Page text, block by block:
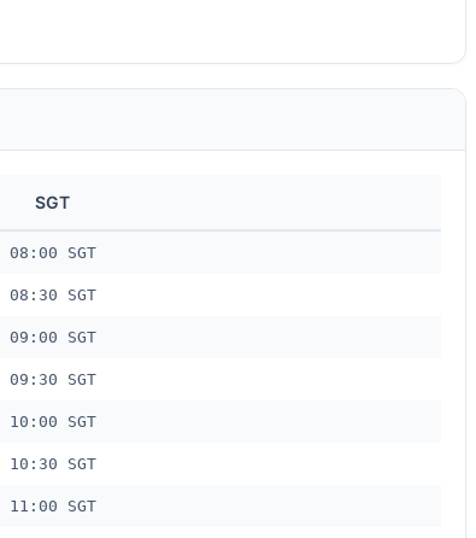
SGT
08:00 SGT
08:30 SGT
09:00 SGT
09:30 SGT
10:00 SGT
10:30 SGT
11:00 SGT